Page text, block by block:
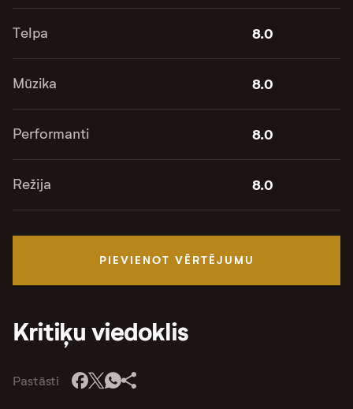
Telpa 8.0
Mūzika 8.0
Performanti 8.0
Režija 8.0
PIEVIENOT VĒRTĒJUMU
Kritiķu viedoklis
Pastāsti